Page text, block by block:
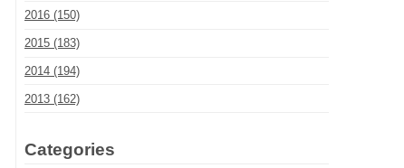
2016 (150)
2015 (183)
2014 (194)
2013 (162)
Categories